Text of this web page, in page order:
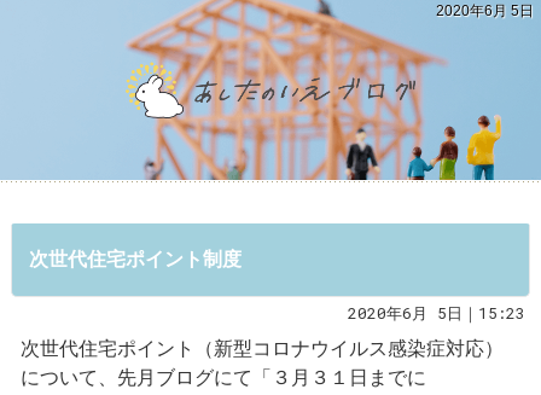
2020年6月 5日
次世代住宅ポイント制度
2020年6月 5日｜15:23
次世代住宅ポイント（新型コロナウイルス感染症対応）
について、先月ブログにて「３月３１日までに